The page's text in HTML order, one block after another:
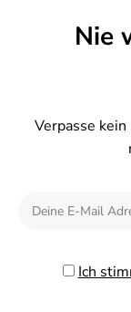
Nie
Verpasse
Ich